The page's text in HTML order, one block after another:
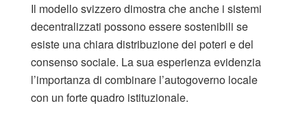
Il modello svizzero dimostra che anche i sistemi
decentralizzati possono essere sostenibili se
esiste una chiara distribuzione dei poteri e del
consenso sociale. La sua esperienza evidenzia
l’importanza di combinare l’autogoverno locale
con un forte quadro istituzionale.